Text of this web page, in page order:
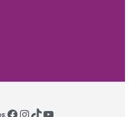
:Facebook InstagramTikTok YouTube